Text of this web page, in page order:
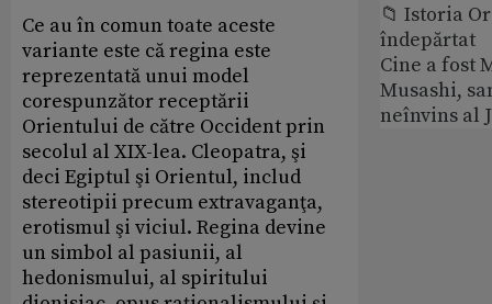
Ce au în comun toate aceste
variante este că regina este
reprezentată unui model
corespunzător receptării
Orientului de către Occident prin
secolul al XIX-lea. Cleopatra, şi
deci Egiptul şi Orientul, includ
stereotipii precum extravaganţa,
erotismul şi viciul. Regina devine
un simbol al pasiunii, al
hedonismului, al spiritului
📁 Istoria
îndepărtat
Cine a fost
Musashi,
neînvins al